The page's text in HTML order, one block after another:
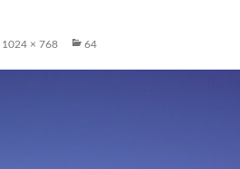
1024 × 768 64